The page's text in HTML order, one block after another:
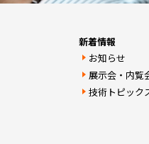
新着情報
お知らせ
展示会・内覧
技術トピック